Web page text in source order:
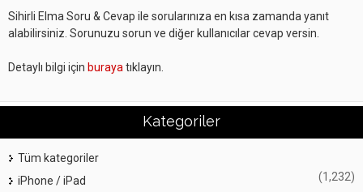
Sihirli Elma Soru & Cevap ile sorularınıza en kısa zamanda yanıt
alabilirsiniz. Sorunuzu sorun ve diğer kullanıcılar cevap versin.
Detaylı bilgi için buraya tıklayın.
Kategoriler
Tüm kategoriler
iPhone / iPad
(1,232)